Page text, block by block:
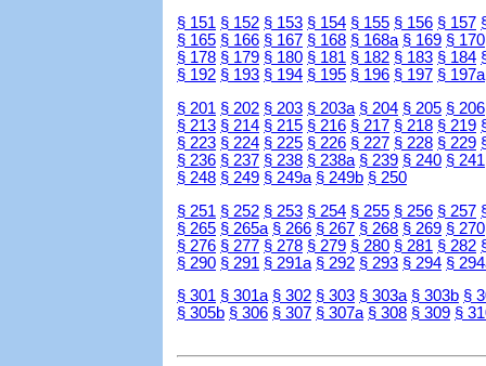
§ 151 § 152 § 153 § 154 § 155 § 156 § 157
§ 165 § 166 § 167 § 168 § 168a § 169 § 170
§ 178 § 179 § 180 § 181 § 182 § 183 § 184
§ 192 § 193 § 194 § 195 § 196 § 197 § 197a
§ 201 § 202 § 203 § 203a § 204 § 205 § 206
§ 213 § 214 § 215 § 216 § 217 § 218 § 219
§ 223 § 224 § 225 § 226 § 227 § 228 § 229
§ 236 § 237 § 238 § 238a § 239 § 240 § 241
§ 248 § 249 § 249a § 249b § 250
§ 251 § 252 § 253 § 254 § 255 § 256 § 257
§ 265 § 265a § 266 § 267 § 268 § 269 § 270
§ 276 § 277 § 278 § 279 § 280 § 281 § 282
§ 290 § 291 § 291a § 292 § 293 § 294 §
§ 301 § 301a § 302 § 303 § 303a § 303b §
§ 305b § 306 § 307 § 307a § 308 § 309 §